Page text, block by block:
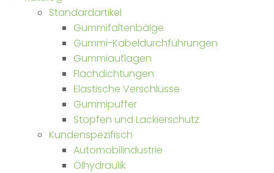
Standardartikel
Gummifaltenbälge
‎Gummi-Kabeldurchführungen
Gummiauflagen
Flachdichtungen
Elastische Verschlüsse
Gummipuffer
‎Stopfen und Lackierschutz
Kundenspezifisch
Automobilindustrie
Ölhydraulik